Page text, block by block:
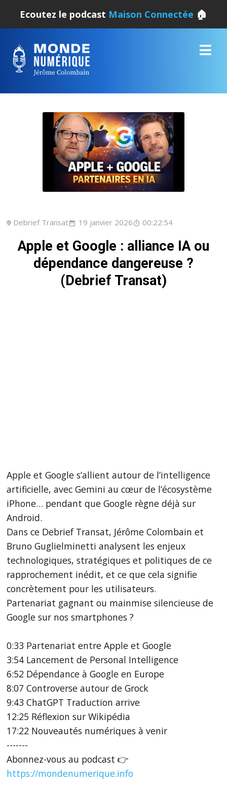
Ecoutez le podcast Maison Connectée 🏠
Debrief Transat 19 janvier 2026 00:22:54
Apple et Google : alliance IA ou
dépendance dangereuse ?
(Debrief Transat)
Apple et Google s’allient autour de l’intelligence
artificielle, avec Gemini au cœur de l’écosystème
iPhone… pendant que Google règne déjà sur
Android.
Dans ce Debrief Transat, Jérôme Colombain et
Bruno Guglielminetti analysent les enjeux
technologiques, stratégiques et politiques de ce
rapprochement inédit, et ce que cela signifie
concrètement pour les utilisateurs.
Partenariat gagnant ou mainmise silencieuse de
Google sur nos smartphones ?
0:33 Partenariat entre Apple et Google
3:54 Lancement de Personal Intelligence
6:52 Dépendance à Google en Europe
8:07 Controverse autour de Grock
9:43 ChatGPT Traduction arrive
12:25 Réflexion sur Wikipédia
17:22 Nouveautés numériques à venir
-------
Abonnez-vous au podcast 👉
https://mondenumerique.info